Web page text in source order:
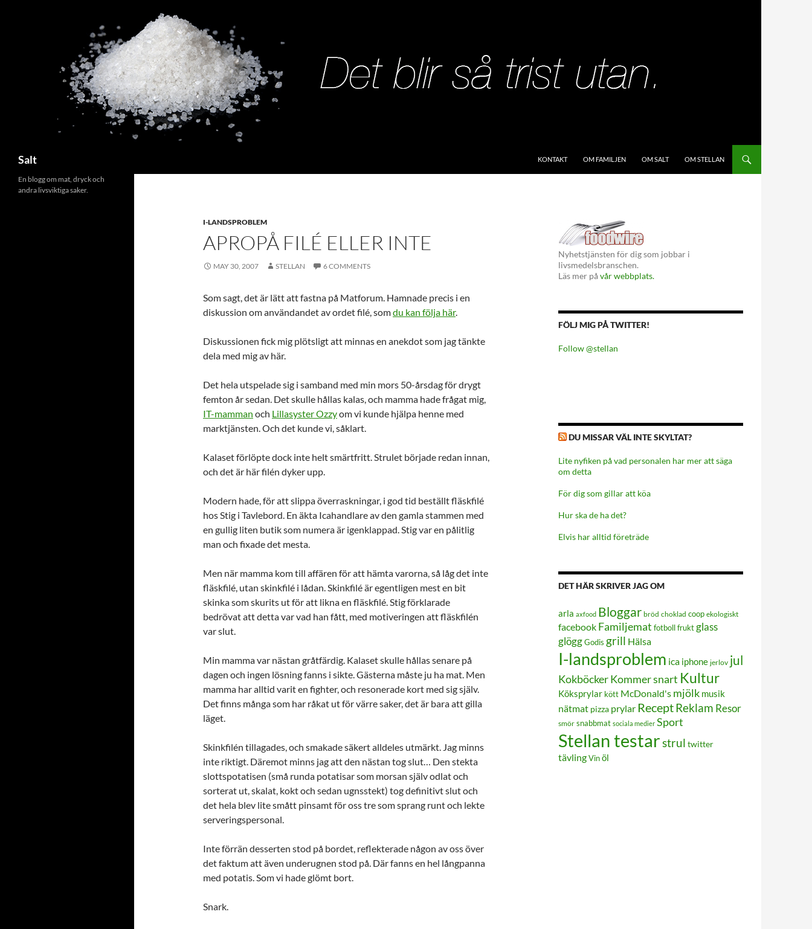
Salt
KONTAKT
OM FAMILJEN OM SALT OM STELLAN
I-LANDSPROBLEM
APROPÅ FILÉ ELLER INTE
MAY 30, 2007 STELLAN 6 COMMENTS
Som sagt, det är lätt att fastna på Matforum. Hamnade precis i en
diskussion om användandet av ordet filé, somdu kan följa här.
Diskussionen fick mig plötsligt att minnas en anekdot som jag tänkte
dela med mig av här.
Det hela utspelade sig i samband med min mors 50-årsdag för drygt
femton år sedan. Det skulle hållas kalas, och mamma hade frågat mig,
IT-mamman och Lillasyster Ozzyom vi kunde hjälpa henne med
marktjänsten. Och det kunde vi, såklart.
Kalaset förlöpte dock inte helt smärtfritt. Strulet började redan innan,
och det är här filén dyker upp.
Modern hade, för att slippa överraskningar, i god tid beställt fläskfilé
hos Stig i Tavlebord. En äkta Icahandlare av den gamla stammen med
en gullig liten butik som numera är igenklappad. Stig var en pålitlig
man och fixade det mesta.
Men när mamma kom till affären för att hämta varorna, så låg det inte
fläskfilé, utan skinkfilé i lådan. Skinkfilé är egentligen mest en bit
skinka som skurits ut för att likna en fläskfilé. Stig förklarade
bedrövat att detta var vad han fått, med motiveringen att fläskfilén
var slut.
Min mamma var nästan gråtfärdig. Kalaset skulle hållas senare på
dagen och ingen lösning fanns i sikte. Gästerna måste ju ha mat. Men
mamma har alltid varit en fighter, och resonerade kort med sig själv.
Det finns många som har råkat ut för värre saker, det är bara att gilla
läget.
Skinkfilén tillagades, och smakade säkert alldeles utmärkt. Jag minns
inte riktigt. Däremot minns jag att den nästan tog slut… Den stekta
slottspotatisen (små runda potatisar som morsan själv odlat och
sorterat ut, skalat, kokt och sedan ugnsstekt) tog definitivt slut och
det hela blev lite smått pinsamt för oss tre som sprang runt och lekte
serveringspersonal.
Inte förrän desserten stod på bordet, reflekterade någon av oss över
det faktum att även underugnen stod på. Där fanns en hel långpanna
med potatis. Som vi hade glömt bort.
Snark.
Nyhetstjänsten för dig som jobbar i
livsmedelsbranschen.
Läs mer påvår webbplats.
FÖLJ MIG PÅ TWITTER!
Follow @stellan
DU MISSAR VÄL INTE SKYLTAT?
Lite nyfiken på vad personalen har mer att säga
om detta
För dig som gillar att köa
Hur ska de ha det?
Elvis har alltid företräde
DET HÄR SKRIVER JAG OM
arla axfood Bloggar bröd choklad coop ekologiskt
facebook Familjemat fotboll frukt glass
glöggGodis grill Hälsa
I-landsproblem ica iphone jerlov jul
KokböckerKommer snart Kultur
Köksprylar kött McDonald's mjölk musik
nätmat pizza prylar ReceptReklam Resor
smör snabbmat sociala medier Sport
Stellan testarstrul twitter
tävling Vin öl
En blogg om mat, dryck och
andra livsviktiga saker.